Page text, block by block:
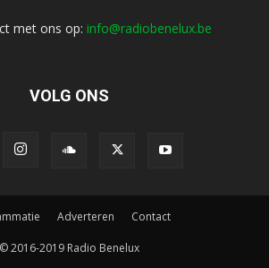
met ons op: info@radiobenelux.be
VOLG ONS
Adverteren Contact
© 2016-2019 Radio Benelux